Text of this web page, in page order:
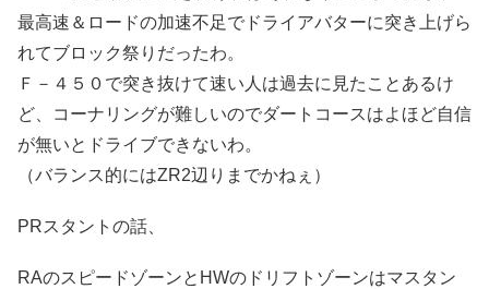
最高速＆ロードの加速不足でドライアバターに突き上げら
れてブロック祭りだったわ。
Ｆ－４５０で突き抜けて速い人は過去に見たことあるけ
ど、コーナリングが難しいのでダートコースはよほど自信
が無いとドライブできないわ。
（バランス的にはZR2辺りまでかねぇ）
PRスタントの話、
RAのスピードゾーンとHWのドリフトゾーンはマスタン